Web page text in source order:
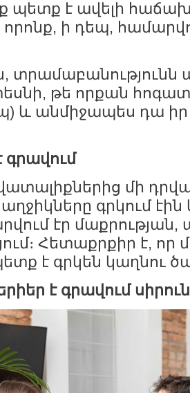
պետք է ավելի հաճախ
ի դեպ,
տրամաբանությունն
թե որքան
և անմիջապես դա
գրավում
մի
գրկում էին
էր մաքրության,
Հետաքրքիր է, որ
է գրկեն կաղնու
է գրավում սիրուն